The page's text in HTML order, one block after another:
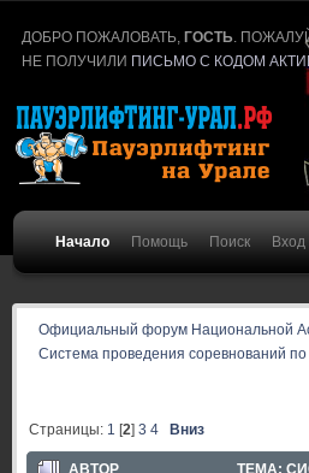
ДОБРО ПОЖАЛОВАТЬ,ГОСТЬ .
НЕ ПОЛУЧИЛИ ПИСЬМО С КОДОМ
Начало Помощь Поиск Вход
Официальный форум Национальной
Система проведения соревнований
Страницы: 1 [2]3 4 Вниз